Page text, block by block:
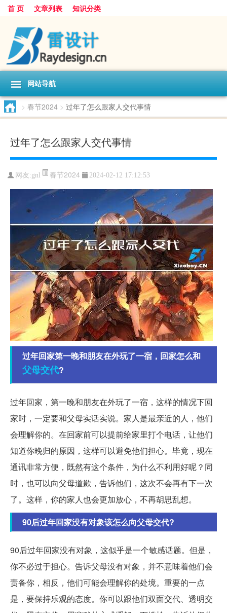
首 页 文章列表 知识分类
网站导航
> 春节2024 > 过年了怎么跟家人交代事情
过年了怎么跟家人交代事情
网友:gnl 春节2024 2024-02-12 17:12:53
过年回家第一晚和朋友在外玩了一宿，回家怎么和
父母交代?
过年回家，第一晚和朋友在外玩了一宿，这样的情况下回
家时，一定要和父母实话实说。家人是最亲近的人，他们
会理解你的。在回家前可以提前给家里打个电话，让他们
知道你晚归的原因，这样可以避免他们担心。毕竟，现在
通讯非常方便，既然有这个条件，为什么不利用好呢？同
时，也可以向父母道歉，告诉他们，这次不会再有下一次
了。这样，你的家人也会更加放心，不再胡思乱想。
90后过年回家没有对象该怎么向父母交代?
90后过年回家没有对象，这似乎是一个敏感话题。但是，
你不必过于担心。告诉父母没有对象，并不意味着他们会
责备你，相反，他们可能会理解你的处境。重要的一点
是，要保持乐观的态度。你可以跟他们双面交代、透明交